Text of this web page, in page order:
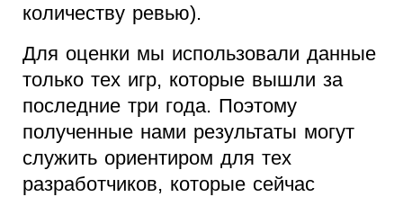
количеству ревью).
Для оценки мы использовали данные
только тех игр, которые вышли за
последние три года. Поэтому
полученные нами результаты могут
служить ориентиром для тех
разработчиков, которые сейчас